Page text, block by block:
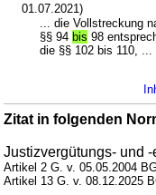
01.07.2021)
... die Vollstreckung
§§ 94bis 98
die §§ 102 bis 110, ...
Zitat in folgenden
Justizvergütungs- und
Artikel 2 G. v. 05.05.2004
Artikel 13 G. v. 08.12.2025